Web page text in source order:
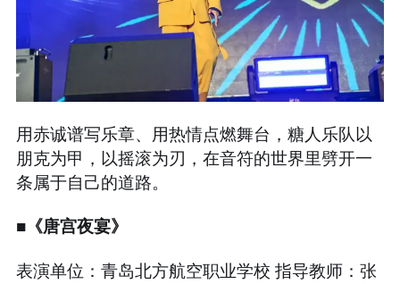
用赤诚谱写乐章、用热情点燃舞台，糖人乐队以
朋克为甲，以摇滚为刃，在音符的世界里劈开一
条属于自己的道路。
■《唐宫夜宴》
表演单位：青岛北方航空职业学校 指导教师：张